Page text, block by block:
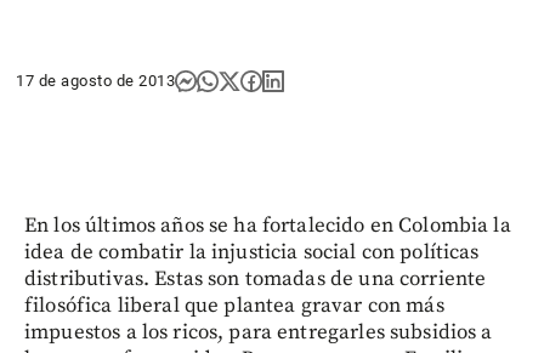
17 de agosto de 2013
En los últimos años se ha fortalecido en Colombia la
idea de combatir la injusticia social con políticas
distributivas. Estas son tomadas de una corriente
filosófica liberal que plantea gravar con más
impuestos a los ricos, para entregarles subsidios a